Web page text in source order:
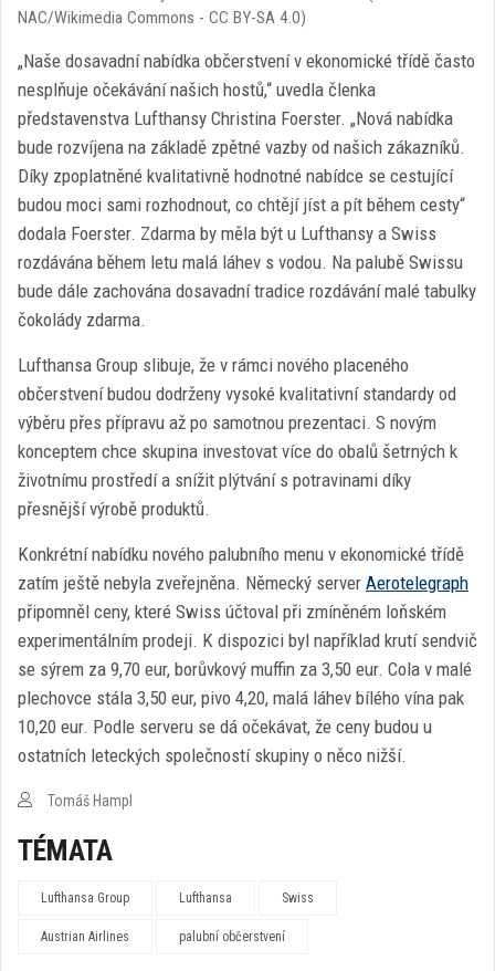
NAC/Wikimedia Commons - CC BY-SA 4.0)
„Naše dosavadní nabídka občerstvení v ekonomické třídě často
nesplňuje očekávání našich hostů,“ uvedla členka
představenstva Lufthansy Christina Foerster. „Nová nabídka
bude rozvíjena na základě zpětné vazby od našich zákazníků.
Díky zpoplatněné kvalitativně hodnotné nabídce se cestující
budou moci sami rozhodnout, co chtějí jíst a pít během cesty“
dodala Foerster. Zdarma by měla být u Lufthansy a Swiss
rozdávána během letu malá láhev s vodou. Na palubě Swissu
bude dále zachována dosavadní tradice rozdávání malé tabulky
čokolády zdarma.
Lufthansa Group slibuje, že v rámci nového placeného
občerstvení budou dodrženy vysoké kvalitativní standardy od
výběru přes přípravu až po samotnou prezentaci. S novým
konceptem chce skupina investovat více do obalů šetrných k
životnímu prostředí a snížit plýtvání s potravinami díky
přesnější výrobě produktů.
Konkrétní nabídku nového palubního menu v ekonomické třídě
zatím ještě nebyla zveřejněna. Německý server Aerotelegraph
připomněl ceny, které Swiss účtoval při zmíněném loňském
experimentálním prodeji. K dispozici byl například krutí sendvič
se sýrem za 9,70 eur, borůvkový muffin za 3,50 eur. Cola v malé
plechovce stála 3,50 eur, pivo 4,20, malá láhev bílého vína pak
10,20 eur. Podle serveru se dá očekávat, že ceny budou u
ostatních leteckých společností skupiny o něco nižší.
Tomáš Hampl
TÉMATA
Lufthansa Group Lufthansa Swiss
Austrian Airlines palubní občerstvení